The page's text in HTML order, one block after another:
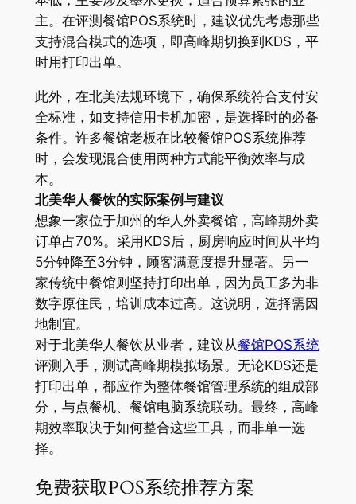
主。在评测餐馆POS系统时，建议优先考虑那些
支持混合模式的选项，即高峰期切换到KDS，平
时用打印出单。
此外，在北美法规环境下，确保系统符合支付安
全标准，如支持信用卡机加密，是选择时的必备
条件。许多餐馆老板在比较餐馆POS系统推荐
时，会发现混合使用两种方式能平衡效率与成
本。
北美华人餐饮的实际案例与建议
想象一家位于加州的华人外卖餐馆，高峰期外卖
订单占70%。采用KDS后，厨房响应时间从平均
5分钟降至3分钟，顾客满意度提升显著。另一
家传统中餐馆则坚持打印出单，因为员工多为非
数字原住民，培训成本过高。这说明，选择需因
地制宜。
对于北美华人餐饮从业者，建议从餐馆POS系统
评测入手，测试高峰期模拟场景。无论KDS还是
打印出单，都应作为整体餐馆管理系统的组成部
分，与点餐机、餐馆电脑系统联动。最终，高峰
期效率取决于如何整合这些工具，而非单一选
择。
免费获取POS系统推荐方案